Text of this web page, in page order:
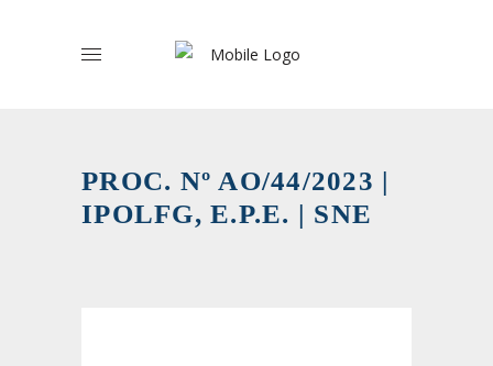
PROC. Nº AO/44/2023 |
IPOLFG, E.P.E. | SNE